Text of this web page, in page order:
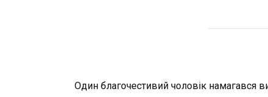
Один благочестивий чоловік намагався